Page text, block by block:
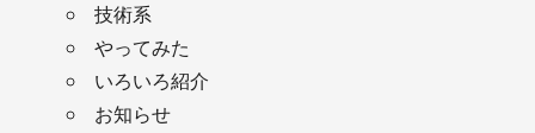
技術系
やってみた
いろいろ紹介
お知らせ